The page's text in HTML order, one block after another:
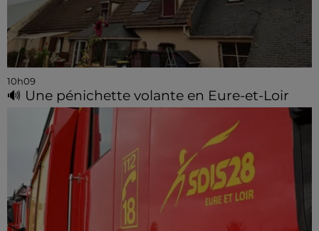
10h09
🔊 Une pénichette volante en Eure-et-Loir